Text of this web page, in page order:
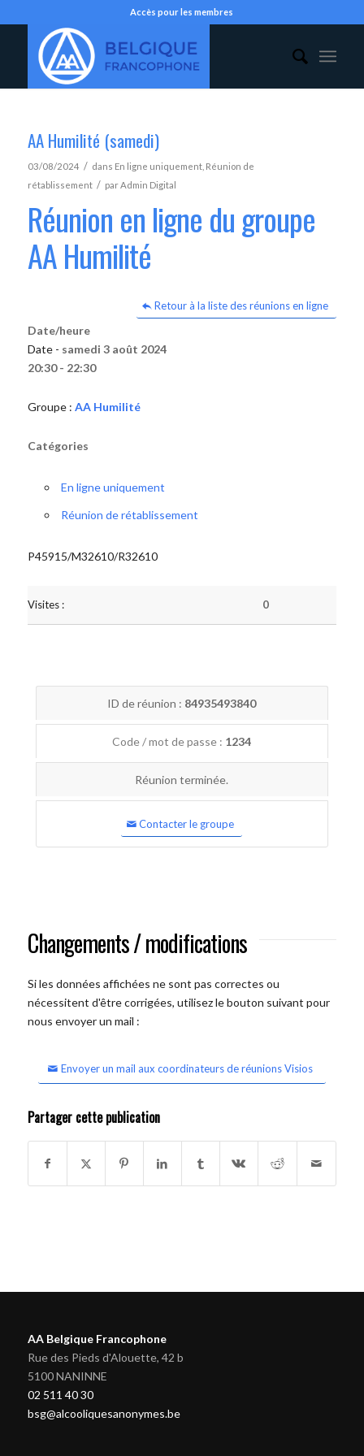
Accès pour les membres
AA Humilité (samedi)
03/08/2024 / dans En ligne uniquement, Réunion de
rétablissement / parAdmin Digital
Réunion en ligne du groupe
AA Humilité
Retour à la liste des réunions en ligne
Date/heure
Date - samedi 3 août 2024
20:30 - 22:30
Groupe : AA Humilité
Catégories
En ligne uniquement
Réunion de rétablissement
P45915/M32610/R32610
Visites : 0
ID de réunion : 84935493840
Code / mot de passe : 1234
Réunion terminée.
Contacter le groupe
Changements / modifications
Si les données affichées ne sont pas correctes ou
nécessitent d'être corrigées, utilisez le bouton suivant pour
nous envoyer un mail :
Envoyer un mail aux coordinateurs de réunions Visios
Partager cette publication
AA Belgique Francophone
Rue des Pieds d'Alouette, 42 b
5100 NANINNE
02 511 40 30
bsg@alcooliquesanonymes.be